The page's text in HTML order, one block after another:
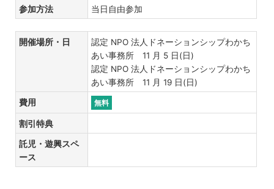
参加方法 当日自由参加
開催場所・日
認定 NPO 法人ドネーションシップわかち
あい事務所 11 月 5 日(日)
認定 NPO 法人ドネーションシップわかち
あい事務所 11 月 19 日(日)
費用 無料
割引特典
託児・遊興スペ
ース